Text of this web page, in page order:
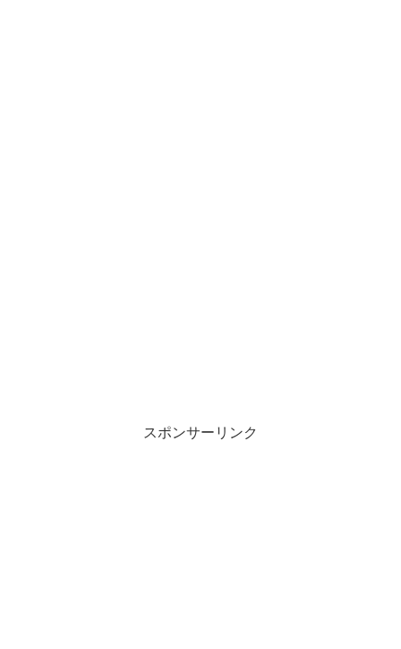
スポンサーリンク